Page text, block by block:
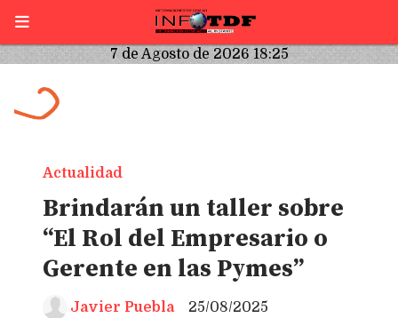
7 de Agosto de 2026 18:25
Brindarán un taller sobre
“El Rol del Empresario o
Gerente en las Pymes”
Actualidad
25/08/2025
Javier Puebla